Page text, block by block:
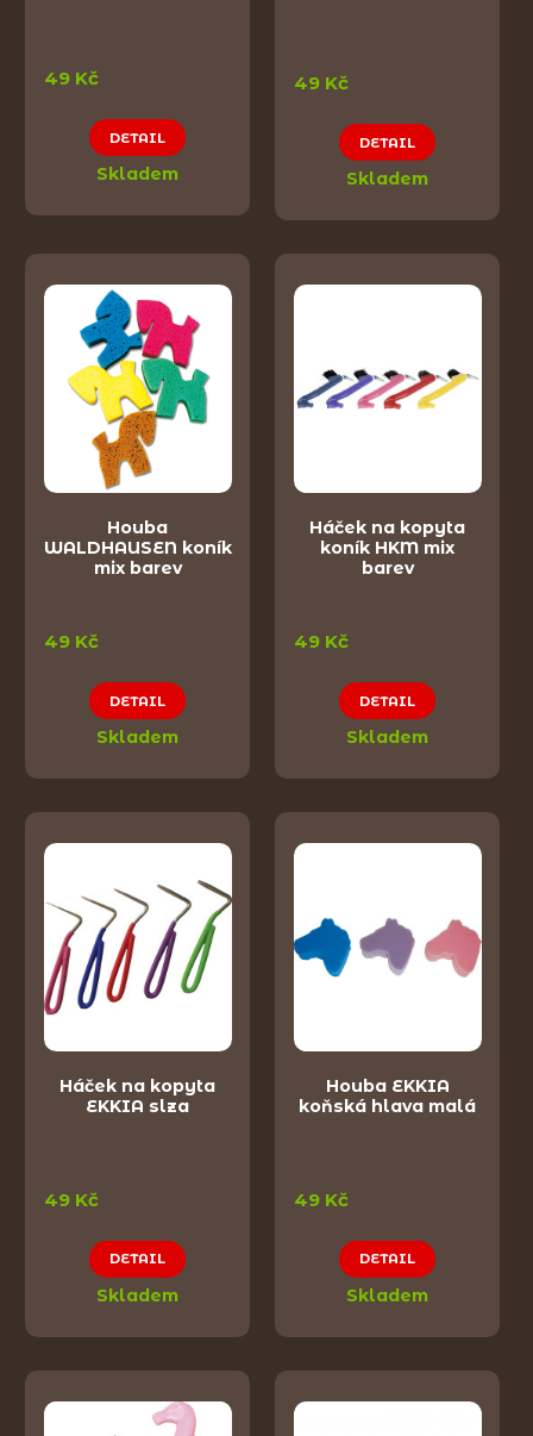
49 Kč
DETAIL
Skladem
49 Kč
DETAIL
Skladem
Houba
WALDHAUSEN koník
mix barev
49 Kč
DETAIL
Skladem
Háček na kopyta
koník HKM mix
barev
49 Kč
DETAIL
Skladem
Háček na kopyta
EKKIA slza
49 Kč
DETAIL
Skladem
Houba EKKIA
koňská hlava malá
49 Kč
DETAIL
Skladem